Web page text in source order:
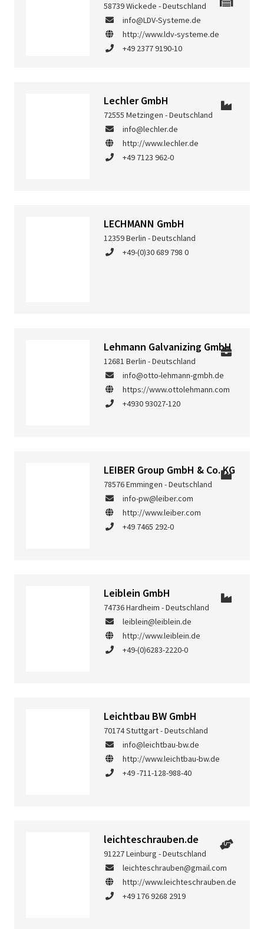
58739 Wickede - Deutschland
info@LDV-Systeme.de
http://www.ldv-systeme.de
+49 2377 9190-10
Lechler GmbH
72555 Metzingen - Deutschland
info@lechler.de
http://www.lechler.de
+49 7123 962-0
LECHMANN GmbH
12359 Berlin - Deutschland
+49-(0)30 689 798 0
Lehmann Galvanizing GmbH
12681 Berlin - Deutschland
info@otto-lehmann-gmbh.de
https://www.ottolehmann.com
+4930 93027-120
LEIBER Group GmbH & Co. KG
78576 Emmingen - Deutschland
info-pw@leiber.com
http://www.leiber.com
+49 7465 292-0
Leiblein GmbH
74736 Hardheim - Deutschland
leiblein@leiblein.de
http://www.leiblein.de
+49-(0)6283-2220-0
Leichtbau BW GmbH
70174 Stuttgart - Deutschland
info@leichtbau-bw.de
http://www.leichtbau-bw.de
+49 -711-128-988-40
leichteschrauben.de
91227 Leinburg - Deutschland
leichteschrauben@gmail.com
http://www.leichteschrauben.de
+49 176 9268 2919